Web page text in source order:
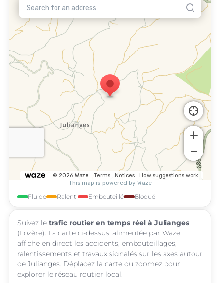
Fluide Ralenti Embouteillé Bloqué
Suivez le trafic routier en temps réel à Julianges
(Lozère). La carte ci-dessus, alimentée par Waze,
affiche en direct les accidents, embouteillages,
ralentissements et travaux signalés sur les axes autour
de Julianges. Déplacez la carte ou zoomez pour
explorer le réseau routier local.